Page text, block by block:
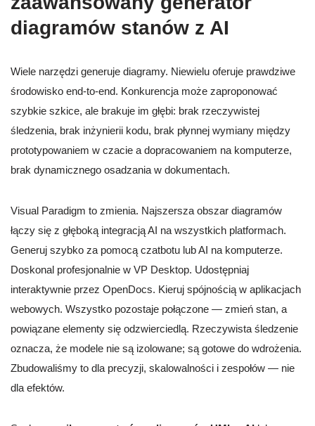
diagramów stanów z AI
Wiele narzędzi generuje diagramy. Niewielu oferuje prawdziwe
środowisko end-to-end. Konkurencja może zaproponować
szybkie szkice, ale brakuje im głębi: brak rzeczywistej
śledzenia, brak inżynierii kodu, brak płynnej wymiany między
prototypowaniem w czacie a dopracowaniem na komputerze,
brak dynamicznego osadzania w dokumentach.
Visual Paradigm to zmienia. Najszersza obszar diagramów
łączy się z głęboką integracją AI na wszystkich platformach.
Generuj szybko za pomocą czatbotu lub AI na komputerze.
Doskonal profesjonalnie w VP Desktop. Udostępniaj
interaktywnie przez OpenDocs. Kieruj spójnością w aplikacjach
webowych. Wszystko pozostaje połączone — zmień stan, a
powiązane elementy się odzwierciedlą. Rzeczywista śledzenie
oznacza, że modele nie są izolowane; są gotowe do wdrożenia.
Zbudowaliśmy to dla precyzji, skalowalności i zespołów — nie
dla efektów.